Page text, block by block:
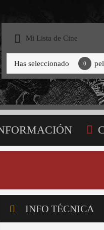
Mi Lista de Cine
Has seleccionado 0
INFO TÉCNICA